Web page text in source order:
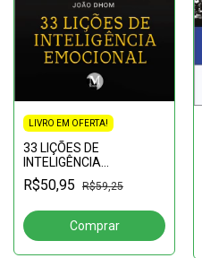
LIVRO EM OFERTA!
33 LIÇÕES DE
INTELIGÊNCIA
EMOCIONAL
R$50,95 R$59,25